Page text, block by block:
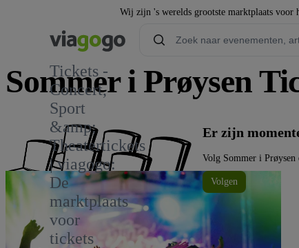
Wij zijn 's werelds grootste marktplaats voor
Tickets -
Concert,
Sport
&amp;
Theatertickets
| viagogo:
De
marktplaats
voor
tickets
Sommer i Prøysen
Er zijn
Volg Sommer i Prøysen
Volgen